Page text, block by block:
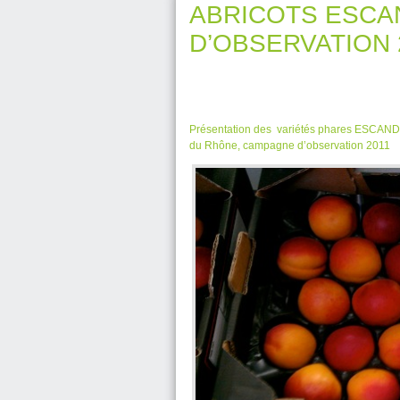
ABRICOTS
D’OBSERVATION
Présentation des variétés phares
du Rhône, campagne d’observation 2011